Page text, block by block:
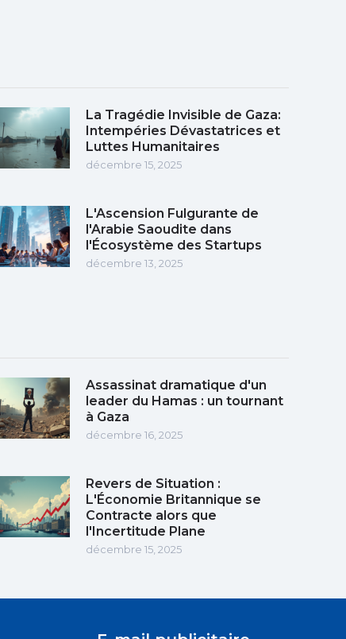
La Tragédie Invisible de Gaza:
Intempéries Dévastatrices et
Luttes Humanitaires
décembre 15, 2025
L'Ascension Fulgurante de
l'Arabie Saoudite dans
l'Écosystème des Startups
décembre 13, 2025
Assassinat dramatique d'un
leader du Hamas : un tournant
à Gaza
décembre 16, 2025
Revers de Situation :
L'Économie Britannique se
Contracte alors que
l'Incertitude Plane
décembre 15, 2025